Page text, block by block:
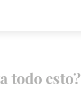
todo esto?